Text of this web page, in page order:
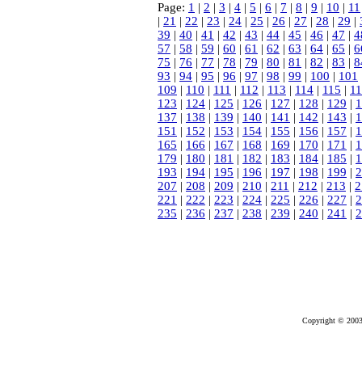
Page: 1 | 2 | 3 | 4 | 5 | 6 | 7 | 8 | 9 | 10 | 11
| 21 | 22 | 23 | 24 | 25 | 26 | 27 | 28 | 29 |
39 | 40 | 41 | 42 | 43 | 44 | 45 | 46 | 47 |
57 | 58 | 59 | 60 | 61 | 62 | 63 | 64 | 65 |
75 | 76 | 77 | 78 | 79 | 80 | 81 | 82 | 83 |
93 | 94 | 95 | 96 | 97 | 98 | 99 | 100 | 101
109 | 110 | 111 | 112 | 113 | 114 | 115 |
123 | 124 | 125 | 126 | 127 | 128 | 129 |
137 | 138 | 139 | 140 | 141 | 142 | 143 |
151 | 152 | 153 | 154 | 155 | 156 | 157 |
165 | 166 | 167 | 168 | 169 | 170 | 171 |
179 | 180 | 181 | 182 | 183 | 184 | 185 |
193 | 194 | 195 | 196 | 197 | 198 | 199 |
207 | 208 | 209 | 210 | 211 | 212 | 213 |
221 | 222 | 223 | 224 | 225 | 226 | 227 |
235 | 236 | 237 | 238 | 239 | 240 | 241 |
Copyright ©